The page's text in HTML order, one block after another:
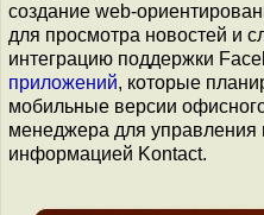
создание web-
для просмотра новостей и
интеграцию поддержки
приложений, которые
мобильные версии
менеджера для управления
информацией Kontact.